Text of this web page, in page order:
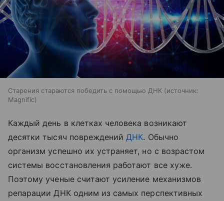
Старения стараются победить с помощью ДНК
источник:
Magnific
Каждый день в клетках человека возникают
десятки тысяч повреждений ДНК. Обычно
организм успешно их устраняет, но с возрастом
системы восстановления работают все хуже.
Поэтому ученые считают усиление механизмов
репарации ДНК одним из самых перспективных